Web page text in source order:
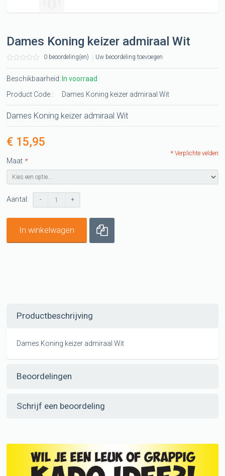
Dames Koning keizer admiraal Wit
0 beoordeling(en) Uw beoordeling toevoegen
Beschikbaarheid: In voorraad
Product Code :
Dames Koning keizer admiraal Wit
Dames Koning keizer admiraal Wit
€ 15,95
*
Maat
* Verplichte velden
Aantal: - +
In winkelwagen
Productbeschrijving
Dames Koning keizer admiraal Wit
Beoordelingen
Schrijf een beoordeling